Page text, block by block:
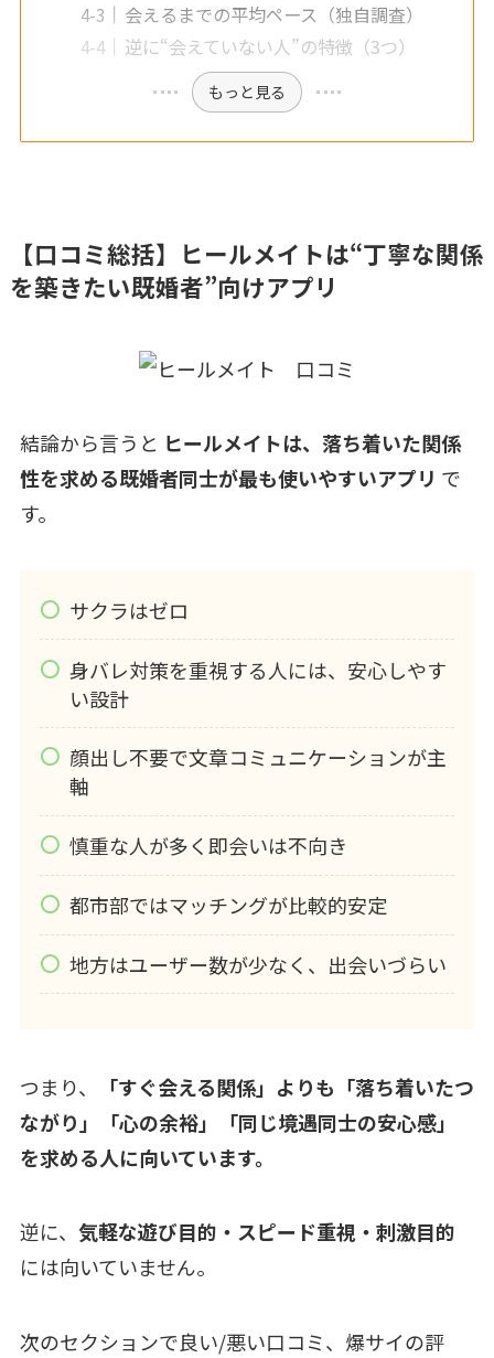
会えるまでの平均ペース（独自調査）
逆に“会えていない人”の特徴（3つ）
もっと見る
【口コミ総括】ヒールメイトは“丁寧な関係
を築きたい既婚者”向けアプリ
結論から言うと ヒールメイトは、落ち着いた関係
性を求める既婚者同士が最も使いやすいアプリ で
す。
サクラはゼロ
身バレ対策を重視する人には、安心しやす
い設計
顔出し不要で文章コミュニケーションが主
軸
慎重な人が多く即会いは不向き
都市部ではマッチングが比較的安定
地方はユーザー数が少なく、出会いづらい
つまり、
「すぐ会える関係」よりも「落ち着いたつ
ながり」「心の余裕」「同じ境遇同士の安心感」
を求める人に向いています。
逆に、 気軽な遊び目的・スピード重視・刺激目的
には向いていません。
次のセクションで良い/悪い口コミ、爆サイの評